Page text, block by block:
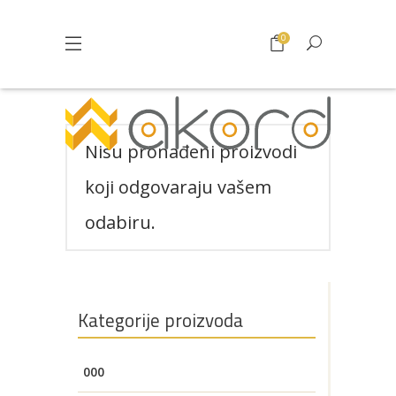
Pogledajte što je novo
u ponudi
0
Nisu pronađeni proizvodi
koji odgovaraju vašem
odabiru.
Kategorije proizvoda
000